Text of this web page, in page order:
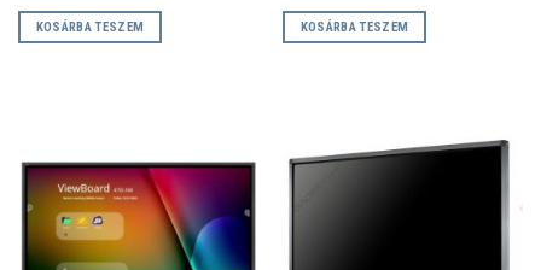
KOSÁRBA TESZEM KOSÁRBA TESZEM